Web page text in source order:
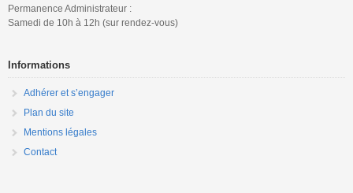
Permanence Administrateur :
Samedi de 10h à 12h (sur rendez-vous)
Informations
Adhérer et s’engager
Plan du site
Mentions légales
Contact